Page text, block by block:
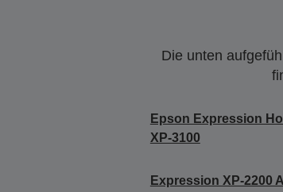
Die unten
Epson Expression
XP-3100
Expression XP-2200